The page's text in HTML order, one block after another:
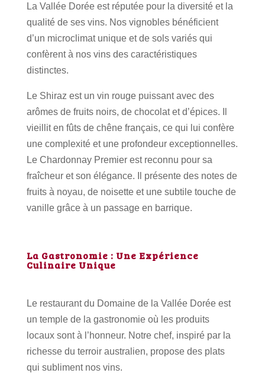
La Vallée Dorée est réputée pour la diversité et la
qualité de ses vins. Nos vignobles bénéficient
d’un microclimat unique et de sols variés qui
confèrent à nos vins des caractéristiques
distinctes.
Le Shiraz est un vin rouge puissant avec des
arômes de fruits noirs, de chocolat et d’épices. Il
vieillit en fûts de chêne français, ce qui lui confère
une complexité et une profondeur exceptionnelles.
Le Chardonnay Premier est reconnu pour sa
fraîcheur et son élégance. Il présente des notes de
fruits à noyau, de noisette et une subtile touche de
vanille grâce à un passage en barrique.
La Gastronomie : Une Expérience
Culinaire Unique
Le restaurant du Domaine de la Vallée Dorée est
un temple de la gastronomie où les produits
locaux sont à l’honneur. Notre chef, inspiré par la
richesse du terroir australien, propose des plats
qui subliment nos vins.